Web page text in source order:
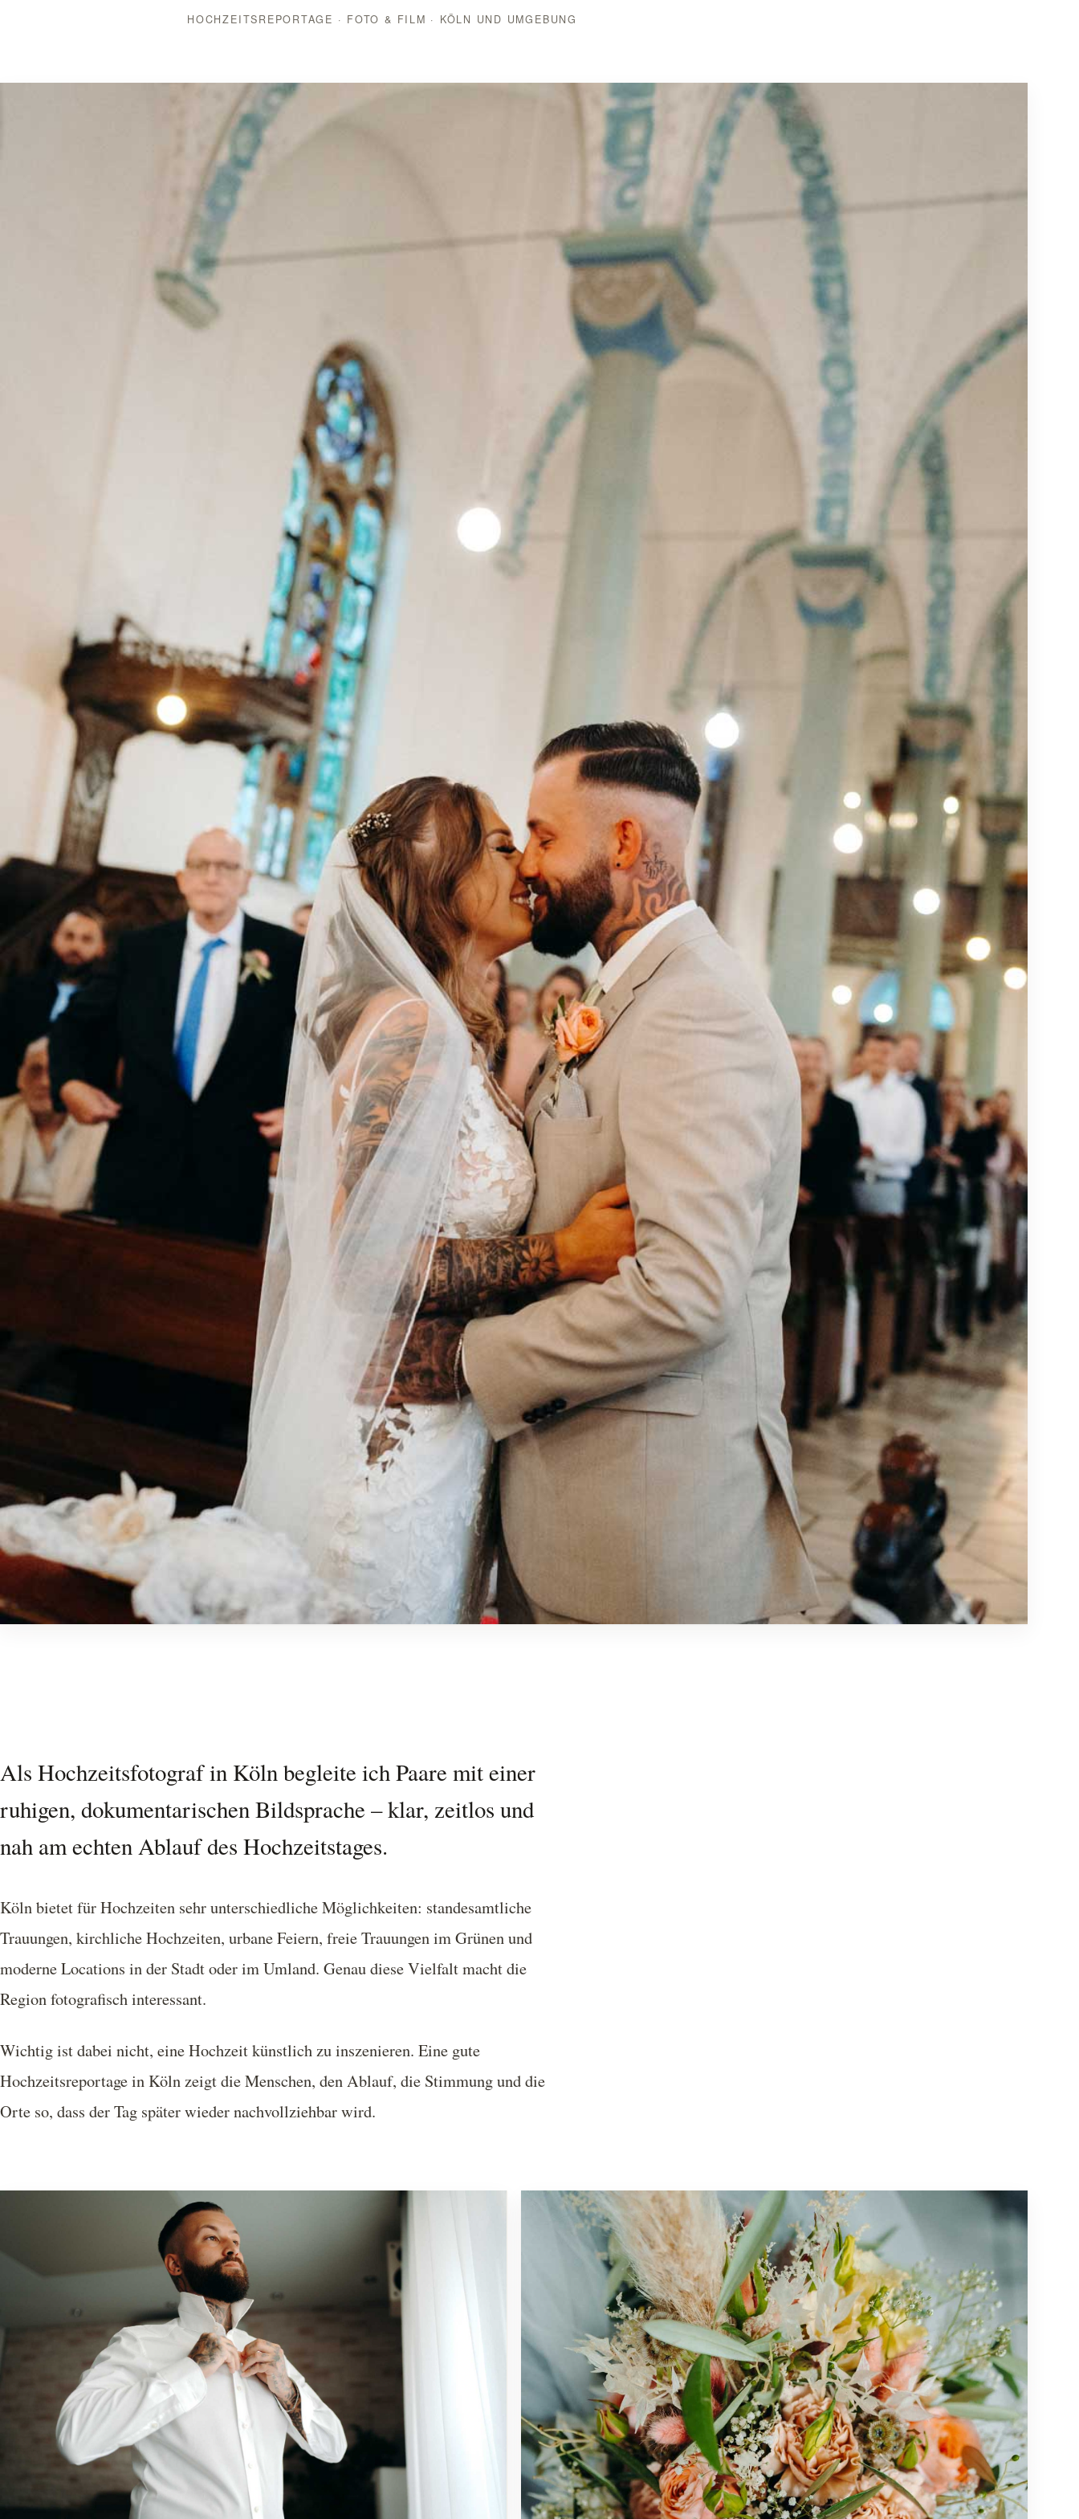
HOCHZEITSREPORTAGE · FOTO & FILM · KÖLN UND UMGEBUNG
Als Hochzeitsfotograf in Köln begleite ich Paare mit einer
ruhigen, dokumentarischen Bildsprache – klar, zeitlos und
nah am echten Ablauf des Hochzeitstages.
Köln bietet für Hochzeiten sehr unterschiedliche Möglichkeiten: standesamtliche
Trauungen, kirchliche Hochzeiten, urbane Feiern, freie Trauungen im Grünen und
moderne Locations in der Stadt oder im Umland. Genau diese Vielfalt macht die
Region fotografisch interessant.
Wichtig ist dabei nicht, eine Hochzeit künstlich zu inszenieren. Eine gute
Hochzeitsreportage in Köln zeigt die Menschen, den Ablauf, die Stimmung und die
Orte so, dass der Tag später wieder nachvollziehbar wird.